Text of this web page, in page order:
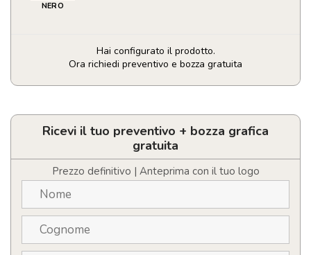
NERO
Hai configurato il prodotto.
Ora richiedi preventivo e bozza gratuita
Dosatore
spruzzatore
quantità
Ricevi il tuo preventivo + bozza grafica
gratuita
Prezzo definitivo | Anteprima con il tuo logo